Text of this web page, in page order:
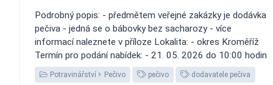
Podrobný popis: - předmětem veřejné zakázky je dodávka
pečiva - jedná se o bábovky bez sacharozy - více
informací naleznete v příloze Lokalita: - okres Kroměříž
Termín pro podání nabídek: - 21. 05. 2026 do 10:00 hodin
Potravinářství Pečivo pečivo dodavatele pečiva